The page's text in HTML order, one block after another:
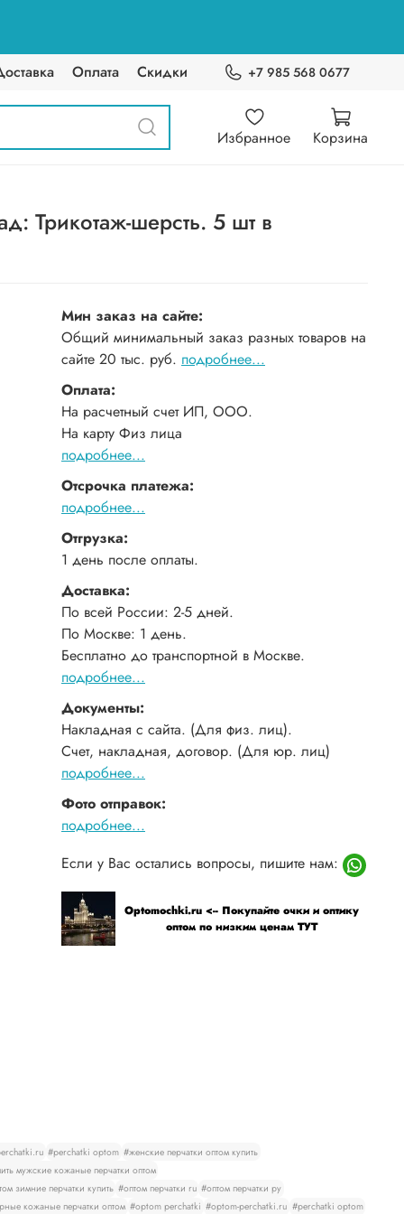
Оплата Скидки +7 985 568 0677
Избранное Корзина
Трикотаж-шерсть. 5 шт в
Мин заказ на сайте:
Общий минимальный заказ разных товаров на
сайте 20 тыс. руб. подробнее...
Оплата:
На расчетный счет ИП, ООО.
На карту Физ лица
подробнее...
Отсрочка платежа:
подробнее...
Отгрузка:
1 день после оплаты.
Доставка:
По всей России: 2-5 дней.
По Москве: 1 день.
Бесплатно до транспортной в Москве.
подробнее...
Документы:
Накладная с сайта. (Для физ. лиц).
Счет, накладная, договор. (Для юр. лиц)
подробнее...
Фото отправок:
подробнее...
Если у Вас остались вопросы, пишите нам:
Optomochki.ru <-- Покупайте очки и оптику
оптом по низким ценам ТУТ
#perchatki optom #женские перчатки оптом купить
мужские кожаные перчатки оптом
зимние перчатки купить #оптом перчатки ru #оптом перчатки ру
кожаные перчатки оптом #optom perchatki #optom-perchatki.ru #perchatki optom